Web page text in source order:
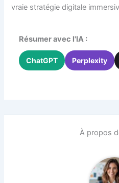
vraie stratégie digitale
Résumer avec l'IA :
ChatGPT Perplexity
À propos